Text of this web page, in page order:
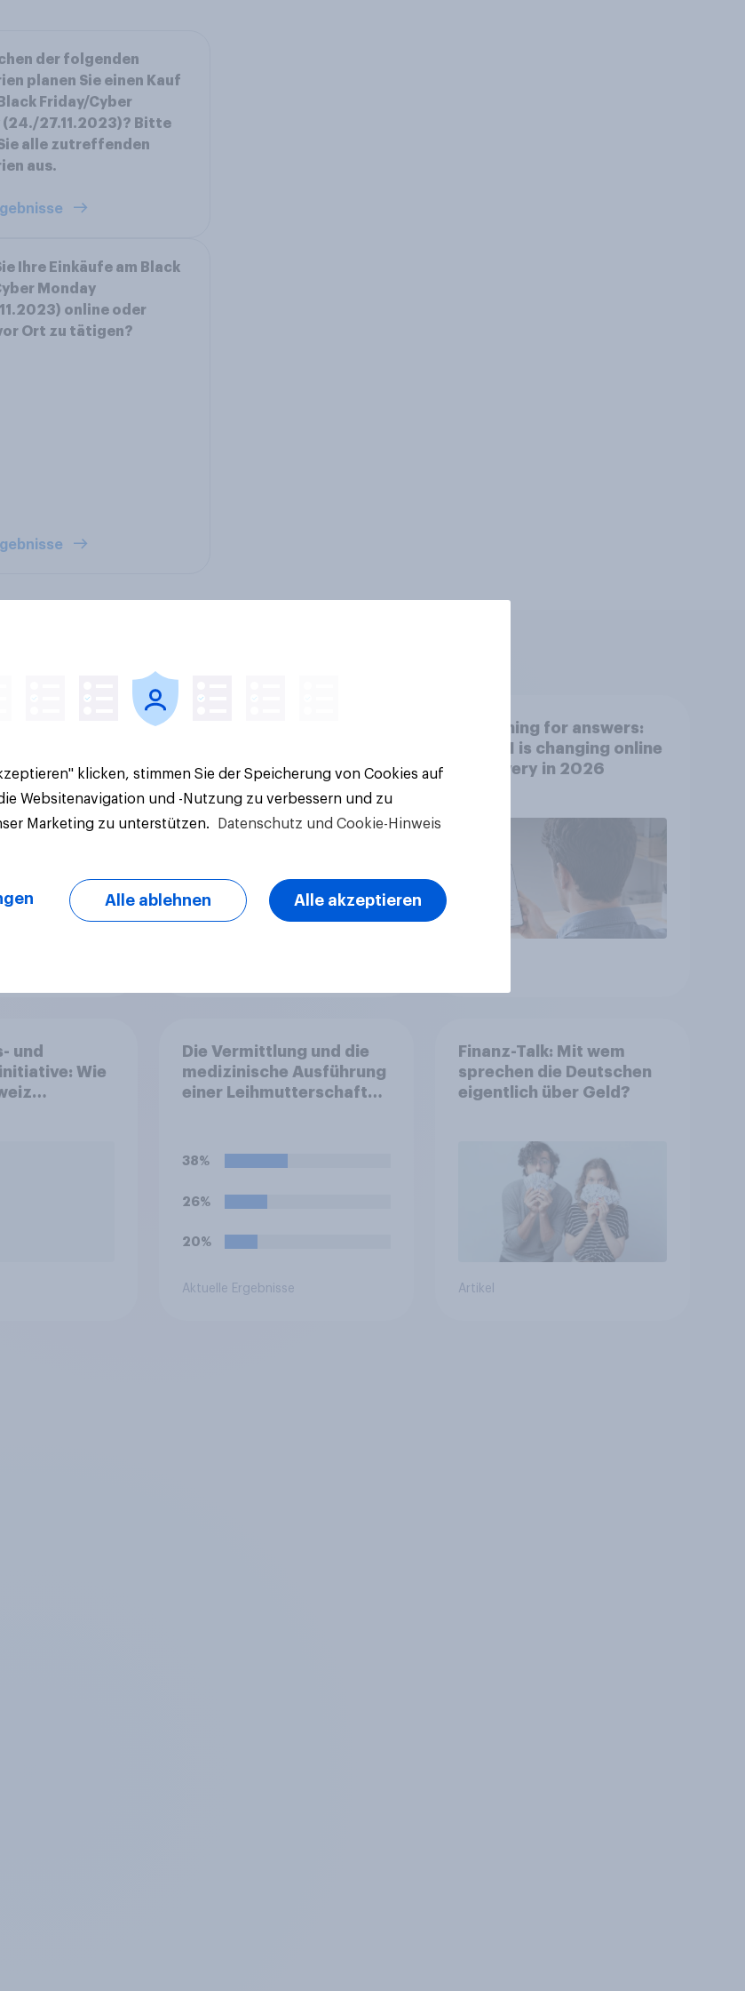
der folgenden
planen Sie einen Kauf
Friday/Cyber
(24./27.11.2023)? Bitte
alle zutreffenden
aus.
Ihre Einkäufe am Black
Monday
online oder
Ort zu tätigen?
Verbraucher 2026
Searching for answers:
How AI is changing online
discovery in 2026
und
Wie
Die Vermittlung und die
medizinische Ausführung
einer Leihmutterschaft
anderen Ländern
zu diesem Verbot?
38%
26%
20%
Aktuelle Ergebnisse
Finanz-Talk: Mit wem
sprechen die Deutschen
eigentlich über Geld?
Artikel
klicken, stimmen Sie der Speicherung von Cookies auf
Websitenavigation und -Nutzung zu verbessern und zu
Marketing zu unterstützen.
Datenschutz und Cookie-Hinweis
Alle ablehnen Alle akzeptieren